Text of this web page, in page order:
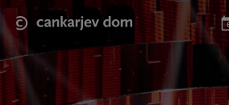
Skip
main